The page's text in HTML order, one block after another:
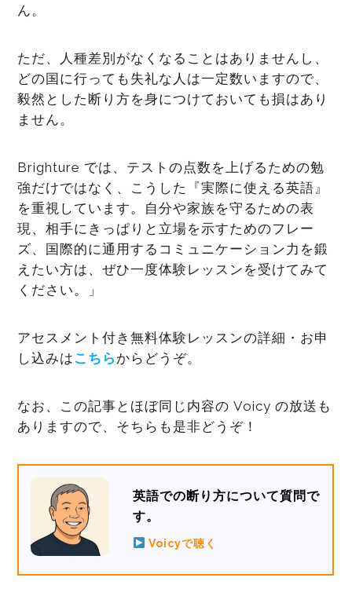
ん。
ただ、人種差別がなくなることはありませんし、
どの国に行っても失礼な人は一定数いますので、
毅然とした断り方を身につけておいても損はあり
ません。
Brighture では、テストの点数を上げるための勉
強だけではなく、こうした『実際に使える英語』
を重視しています。自分や家族を守るための表
現、相手にきっぱりと立場を示すためのフレー
ズ、国際的に通用するコミュニケーション力を鍛
えたい方は、ぜひ一度体験レッスンを受けてみて
ください。」
アセスメント付き無料体験レッスンの詳細・お申
し込みは こちら からどうぞ。
なお、この記事とほぼ同じ内容の Voicy の放送も
ありますので、そちらも是非どうぞ！
英語での断り方について質問で
す。
Voicyで聴く